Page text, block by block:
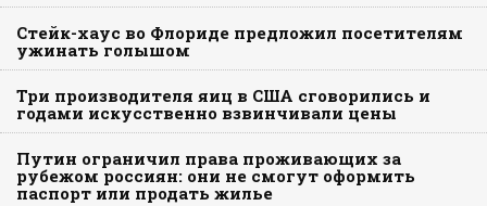
Стейк-хаус во Флориде предложил посетителям
ужинать голышом
Три производителя яиц в США сговорились и
годами искусственно взвинчивали цены
Путин ограничил права проживающих за
рубежом россиян: они не смогут оформить
паспорт или продать жилье